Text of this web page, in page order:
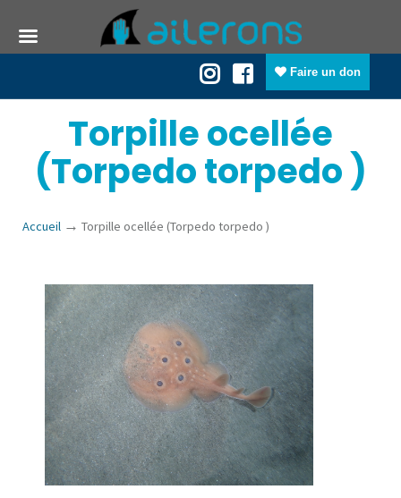
Faire un don
Torpille ocellée
(Torpedo torpedo )
Accueil → Torpille ocellée (Torpedo torpedo )